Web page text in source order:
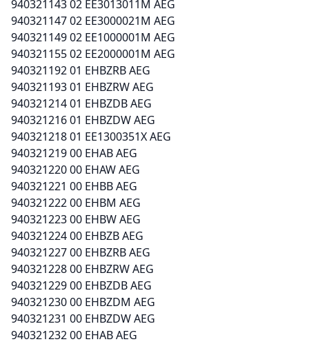
940321143 02 EE3013011M AEG
940321147 02 EE3000021M AEG
940321149 02 EE1000001M AEG
940321155 02 EE2000001M AEG
940321192 01 EHBZRB AEG
940321193 01 EHBZRW AEG
940321214 01 EHBZDB AEG
940321216 01 EHBZDW AEG
940321218 01 EE1300351X AEG
940321219 00 EHAB AEG
940321220 00 EHAW AEG
940321221 00 EHBB AEG
940321222 00 EHBM AEG
940321223 00 EHBW AEG
940321224 00 EHBZB AEG
940321227 00 EHBZRB AEG
940321228 00 EHBZRW AEG
940321229 00 EHBZDB AEG
940321230 00 EHBZDM AEG
940321231 00 EHBZDW AEG
940321232 00 EHAB AEG